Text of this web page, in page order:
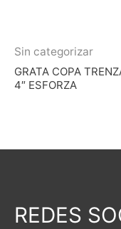
Sin categorizar
GRATA COPA
4″ ESFORZA
REDES